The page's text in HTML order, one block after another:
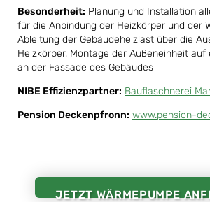
Besonderheit: Planung und Installation
für die Anbindung der Heizkörper und der
Ableitung der Gebäudeheizlast über die
Heizkörper, Montage der Außeneinheit auf
an der Fassade des Gebäudes
NIBE Effizienzpartner: Bauflaschnerei
Pension Deckenpfronn: www.pension-
JETZT WÄRMEPUMPE